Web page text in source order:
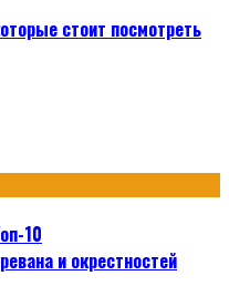
стоит посмотреть
10
и окрестностей